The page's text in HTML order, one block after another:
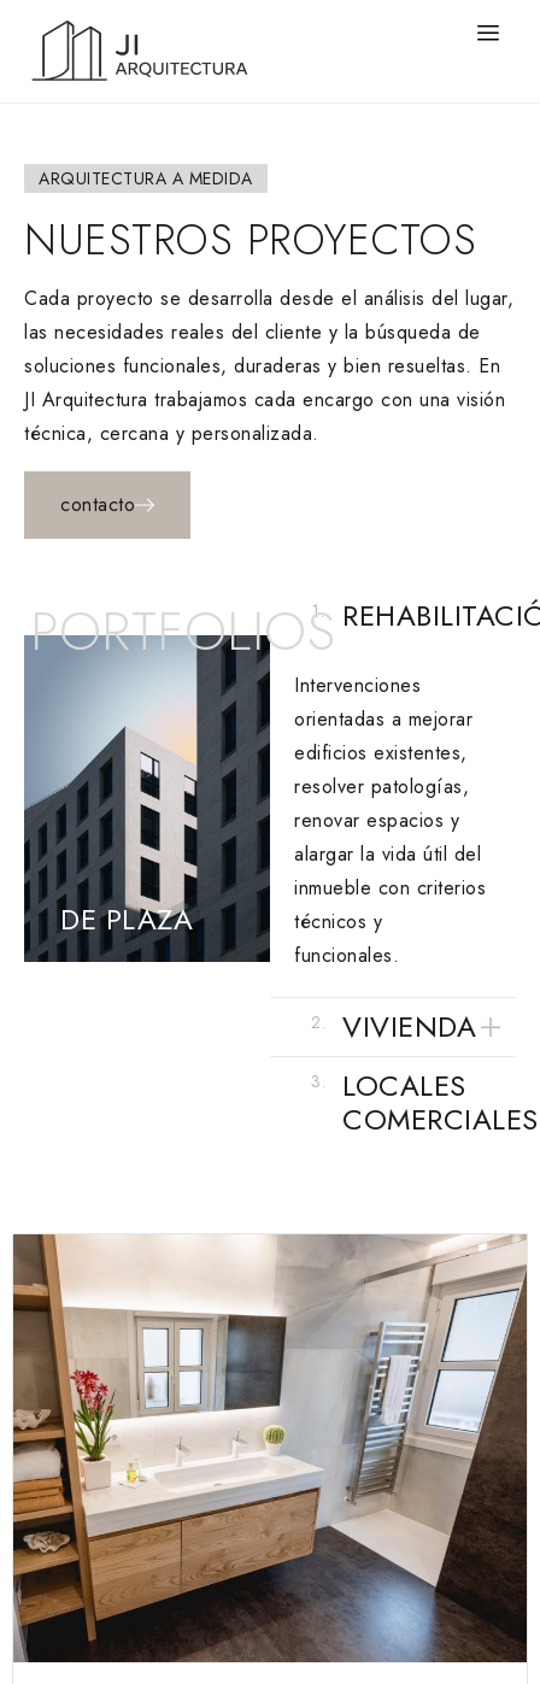
ARQUITECTURA A MEDIDA
NUESTROS PROYECTOS
Cada proyecto se desarrolla desde el análisis del lugar,
las necesidades reales del cliente y la búsqueda de
soluciones funcionales, duraderas y bien resueltas. En
JI Arquitectura trabajamos cada encargo con una visión
técnica, cercana y personalizada.
contacto
PORTFOLIOS
DE PLAZA
1.
Intervenciones
orientadas a mejorar
edificios existentes,
resolver patologías,
renovar espacios y
alargar la vida útil del
inmueble con criterios
técnicos y
funcionales.
2. VIVIENDA
3.
LOCALES
COMERCIALES